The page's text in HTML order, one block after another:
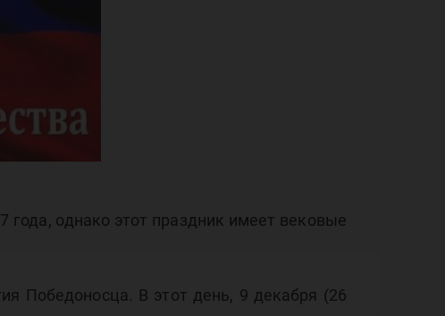
однако этот праздник имеет вековые
Победоносца. В этот день, 9 декабря (26